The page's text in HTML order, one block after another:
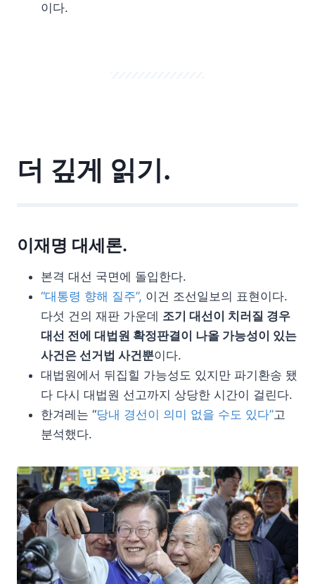
이다.
더 깊게 읽기.
이재명 대세론.
본격 대선 국면에 돌입한다.
“대통령 향해 질주”, 이건 조선일보의 표현이다.
다섯 건의 재판 가운데 조기 대선이 치러질 경우
대선 전에 대법원 확정판결이 나올 가능성이 있는
사건은 선거법 사건뿐이다.
대법원에서 뒤집힐 가능성도 있지만 파기환송 됐
다 다시 대법원 선고까지 상당한 시간이 걸린다.
한겨레는 “당내 경선이 의미 없을 수도 있다”고
분석했다.